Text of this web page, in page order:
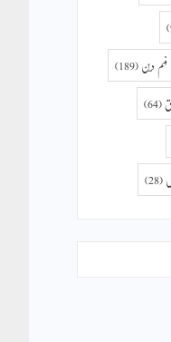
فہم دین (189)
(64)
(28)